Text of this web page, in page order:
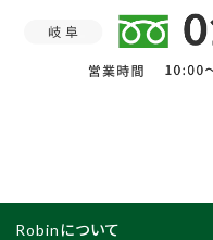
Robinについて